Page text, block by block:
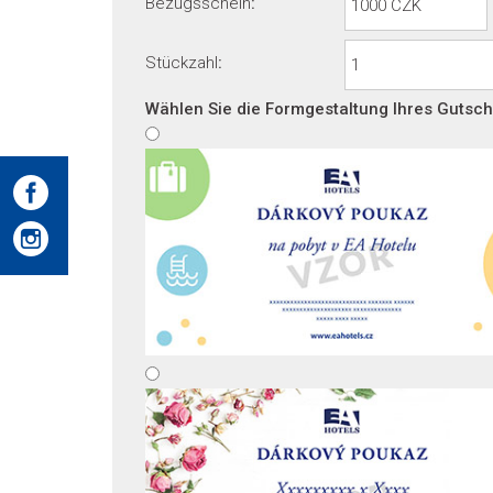
Stückzahl:
Wählen Sie die Formgestaltung Ihres